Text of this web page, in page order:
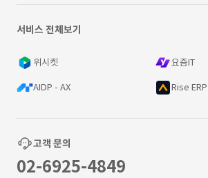
서비스 전체보기
위시켓 요즘IT
AIDP - AX Rise ERP
고객 문의
02-6925-4849